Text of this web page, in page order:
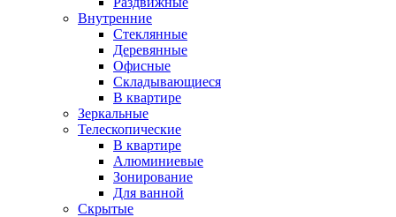
Внутренние
Стеклянные
Деревянные
Офисные
Складывающиеся
В квартире
Зеркальные
Телескопические
В квартире
Алюминиевые
Зонирование
Для ванной
Скрытые